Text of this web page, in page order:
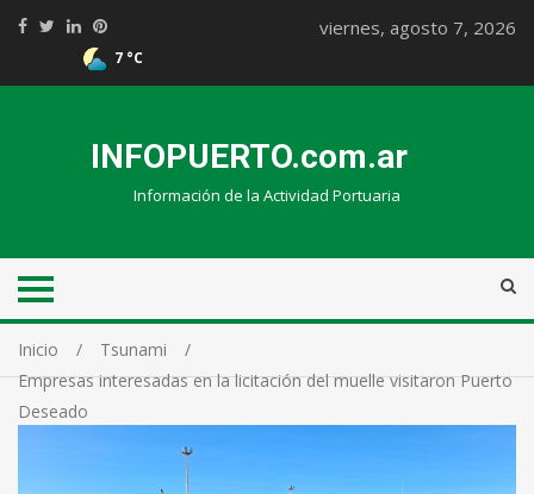
7 °C
viernes, agosto 7, 2026
INFOPUERTO.com.ar
Información de la Actividad Portuaria
Inicio
Tsunami
Empresas interesadas en la licitación del muelle visitaron Puerto
Deseado